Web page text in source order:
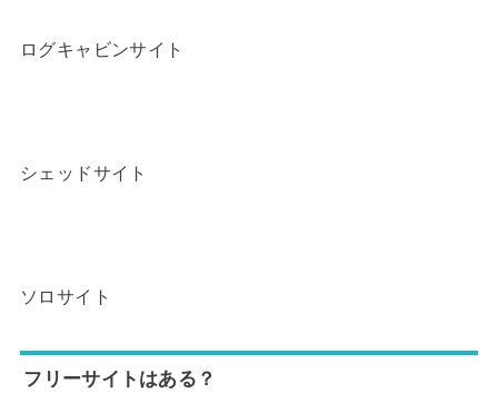
ログキャビンサイト
シェッドサイト
ソロサイト
フリーサイトはある？